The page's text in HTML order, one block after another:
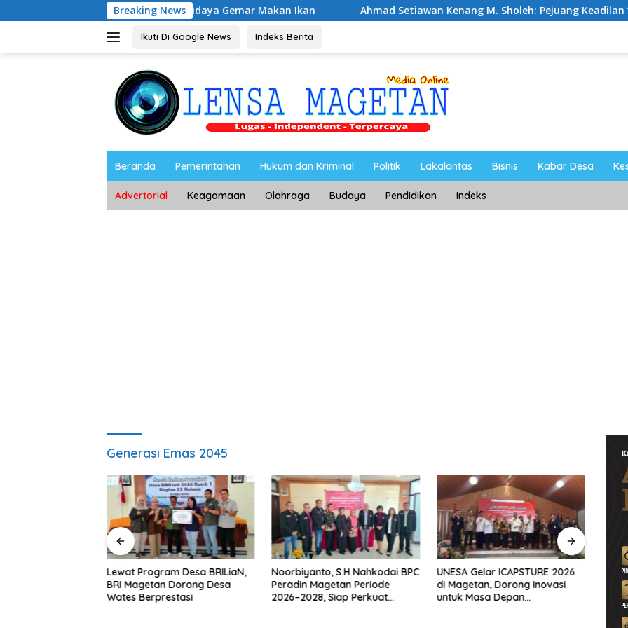
ke
Breaking News
Ikan, Perkuat Budaya Gemar Makan Ikan Ahmad Setiawan Kenang M. Sholeh: Pejuang Keadilan “No Viral No
Ikuti Di Google News Indeks Berita
Beranda Pemerintahan Hukum dan Kriminal Politik Lakalantas Bisnis Kabar Desa
Advertorial Keagamaan Olahraga Budaya Pendidikan Indeks
Generasi Emas 2045
Lewat Program Desa BRILiaN,
BRI Magetan Dorong Desa
Wates Berprestasi
Noorbiyanto, S.H Nahkodai BPC
Peradin Magetan Periode
2026–2028, Siap Perkuat
UNESA Gelar ICAPSTURE 2026
di Magetan, Dorong Inovasi
untuk Masa Depan